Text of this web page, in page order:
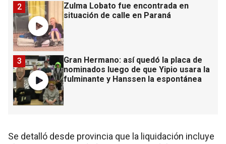
Zulma Lobato fue encontrada en
situación de calle en Paraná
2
Gran Hermano: así quedó la placa de
nominados luego de que Yipio usara la
fulminante y Hanssen la espontánea
3
Se detalló desde provincia que la liquidación incluye